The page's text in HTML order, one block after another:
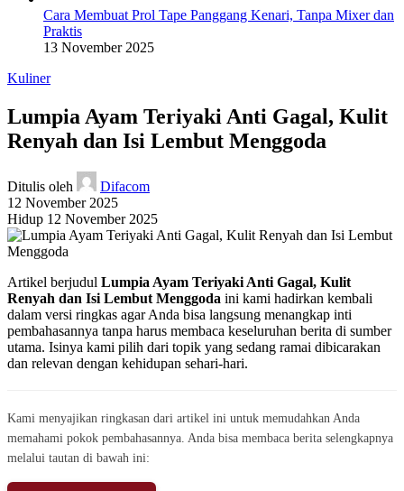
Cara Membuat Prol Tape Panggang Kenari, Tanpa Mixer dan
Praktis
13 November 2025
Kuliner
Lumpia Ayam Teriyaki Anti Gagal, Kulit
Renyah dan Isi Lembut Menggoda
Ditulis oleh
Difacom
12 November 2025
Hidup 12 November 2025
Artikel berjudul Lumpia Ayam Teriyaki Anti Gagal, Kulit
Renyah dan Isi Lembut Menggoda ini kami hadirkan kembali
dalam versi ringkas agar Anda bisa langsung menangkap inti
pembahasannya tanpa harus membaca keseluruhan berita di sumber
utama. Isinya kami pilih dari topik yang sedang ramai dibicarakan
dan relevan dengan kehidupan sehari-hari.
Kami menyajikan ringkasan dari artikel ini untuk memudahkan Anda
memahami pokok pembahasannya. Anda bisa membaca berita selengkapnya
melalui tautan di bawah ini: